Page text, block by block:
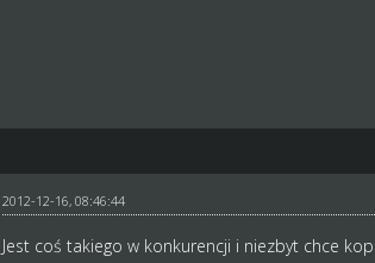
2012-12-16, 08:46:44
Jest coś takiego w konkurencji i niezbyt chce